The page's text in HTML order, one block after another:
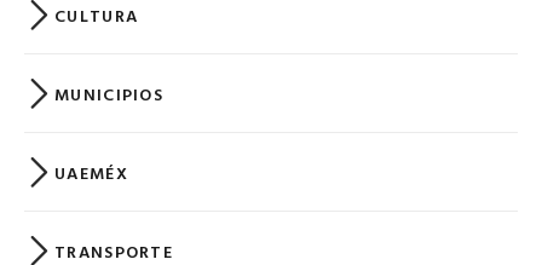
CULTURA
MUNICIPIOS
UAEMÉX
TRANSPORTE